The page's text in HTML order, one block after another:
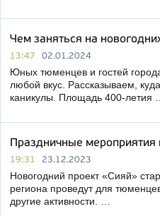
Чем заняться на
13:47 02.01.2024
Юных тюменцев и гостей
любой вкус. Рассказываем,
каникулы. Площадь 400-летия …
Праздничные
19:31 23.12.2023
Новогодний проект «Сияй»
региона проведут для
другие активности. …